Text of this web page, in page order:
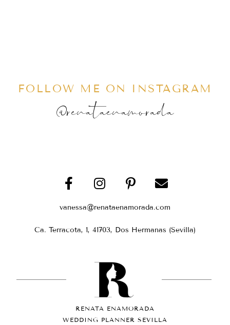
FOLLOW ME ON INSTAGRAM
@renataenamorada
vanessa@renataenamorada.com
Ca. Terracota, 1, 41703, Dos Hermanas (Sevilla)
RENATA ENAMORADA
WEDDING PLANNER SEVILLA